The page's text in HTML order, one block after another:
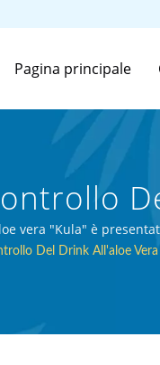
Pagina principale
vera "Kula" è
Del Drink All'aloe